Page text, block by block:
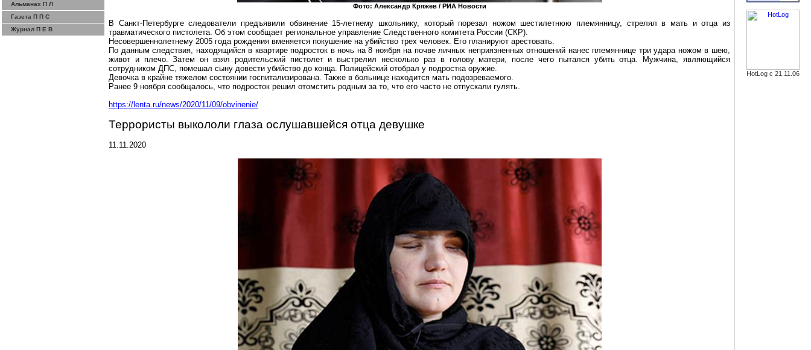
Альманах П Л
Газета П П С
Журнал П Е В
Фото: Александр Кряжев/ РИА Новости
В Санкт-Петербурге следователи предъявили обвинение 15-летнему школьнику, который порезал ножом шестилетнюю племянницу, стрелял в мать и отца из
травматического пистолета. Об этом сообщает региональное управление Следственного комитета России (СКР).
Несовершеннолетнему 2005 года рождения вменяется покушение на убийство трех человек. Его планируют арестовать.
По данным следствия, находящийся в квартире подросток в ночь на 8 ноября на почве личных неприязненных отношений нанес племяннице три удара ножом в шею,
живот и плечо. Затем он взял родительский пистолет и выстрелил несколько раз в голову матери, после чего пытался убить отца. Мужчина, являющийся
сотрудником ДПС, помешал сыну довести убийство до конца. Полицейский отобрал у подростка оружие.
Девочка в крайне тяжелом состоянии госпитализирована. Также в больнице находится мать подозреваемого.
Ранее 9 ноября сообщалось, что подросток решил отомстить родным за то, что его часто не отпускали гулять.
https://lenta.ru/news/2020/11/09/obvinenie/
Террористы выкололи глаза ослушавшейся отца девушке
11.11.2020
HotLog с 21.11.06